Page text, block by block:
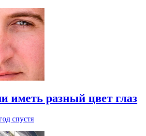
иметь разный цвет глаз
спустя